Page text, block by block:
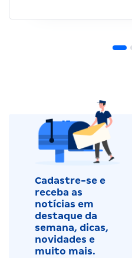
Cadastre-se e
receba as
notícias em
destaque da
semana, dicas,
novidades e
muito mais.